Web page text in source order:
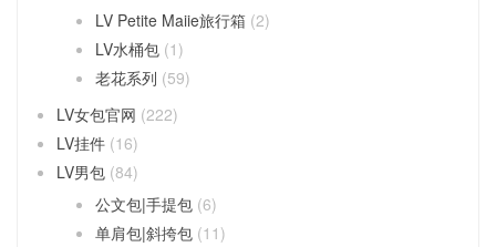
LV Petite Maiie旅行箱 (2)
LV水桶包 (1)
老花系列 (59)
LV女包官网 (222)
LV挂件 (16)
LV男包 (84)
公文包|手提包 (6)
单肩包|斜挎包 (11)